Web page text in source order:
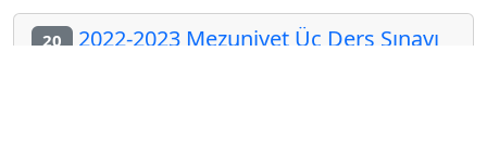
20 2022-2023 Mezuniyet Üç Ders Sınavı